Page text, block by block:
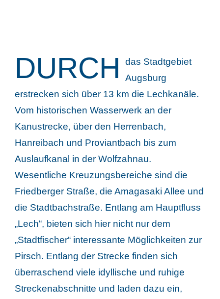
DURCH
das Stadtgebiet
Augsburg
erstrecken sich über 13 km die Lechkanäle.
Vom historischen Wasserwerk an der
Kanustrecke, über den Herrenbach,
Hanreibach und Proviantbach bis zum
Auslaufkanal in der Wolfzahnau.
Wesentliche Kreuzungsbereiche sind die
Friedberger Straße, die Amagasaki Allee und
die Stadtbachstraße. Entlang am Hauptfluss
„Lech“, bieten sich hier nicht nur dem
„Stadtfischer“ interessante Möglichkeiten zur
Pirsch. Entlang der Strecke finden sich
überraschend viele idyllische und ruhige
Streckenabschnitte und laden dazu ein,